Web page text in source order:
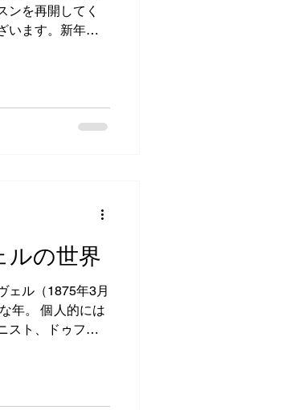
ンを再開してく
います。新年ら
に携わる私たち
でもお役に立て
けたらと願っ
も嬉しいお知ら
いる1940年代の
に調整していた
ダル、パーツの
まろやかで滑ら
「表現の幅が広
ルの世界
ェル（1875年3月
年。 個人的には
スト、ドゥフィ